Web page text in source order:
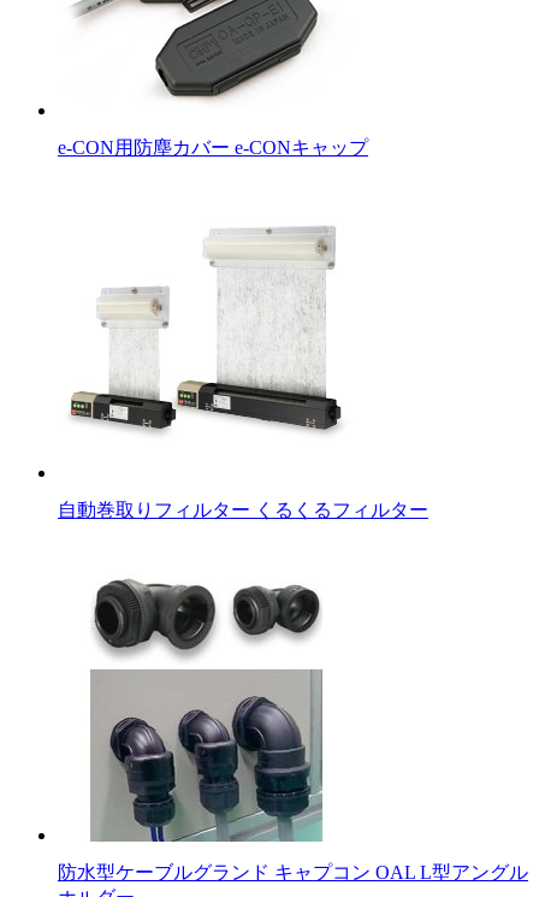
e-CON用防塵カバー e-CONキャップ
自動巻取りフィルター くるくるフィルター
防水型ケーブルグランド キャプコン OAL L型アングル